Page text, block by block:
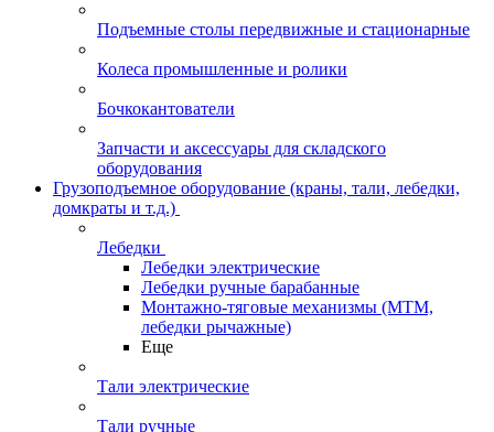
Подъемные столы передвижные и стационарные
Колеса промышленные и ролики
Бочкокантователи
Запчасти и аксессуары для складского
оборудования
Грузоподъемное оборудование (краны, тали, лебедки,
домкраты и т.д.)
Лебедки
Лебедки электрические
Лебедки ручные барабанные
Монтажно-тяговые механизмы (МТМ,
лебедки рычажные)
Еще
Тали электрические
Тали ручные